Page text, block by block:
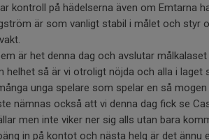
kontroll på hädelserna även om Emtarna
är som vanligt stabil i målet och styr
är het denna dag och avslutar
helhet så är vi otroligt nöjda och alla i
unga spelare som spelar en så
nämnas också att vi denna dag fick se
men inte viker ner sig alls utan bara
in på kontot och nästa helg är det ännu